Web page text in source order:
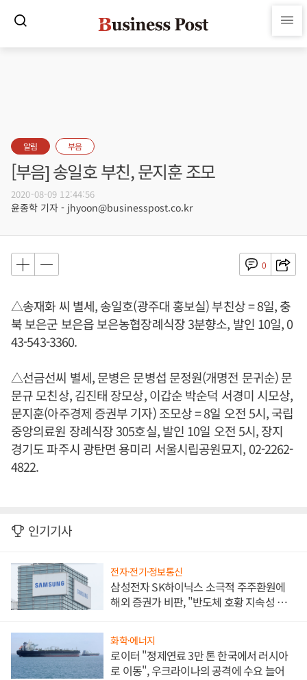
알림 부음
[부음] 송일호 부친, 문지훈 조모
2020-08-09 12:44:56
윤종학 기자 - jhyoon@businesspost.co.kr
0
△송재화 씨 별세, 송일호(광주대 홍보실) 부친상 = 8일, 충
북 보은군 보은읍 보은농협장례식장 3분향소, 발인 10일, 0
43-543-3360.
△선금선씨 별세, 문병은 문병섭 문정원(개명전 문귀순) 문
문규 모친상, 김진태 장모상, 이갑순 박순덕 서경미 시모상,
문지훈(아주경제 증권부 기자) 조모상 = 8일 오전 5시, 국립
중앙의료원 장례식장 305호실, 발인 10일 오전 5시, 장지
경기도 파주시 광탄면 용미리 서울시립공원묘지, 02-2262-
4822.
인기기사
전자·전기·정보통신
삼성전자 SK하이닉스 소극적 주주환원에
해외 증권가 비판, "반도체 호황 지속성 의
화학·에너지
로이터 "정제연료 3만 톤 한국에서 러시아
로 이동", 우크라이나의 공격에 수요 늘어